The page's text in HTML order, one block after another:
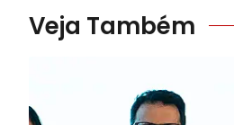
Veja Também